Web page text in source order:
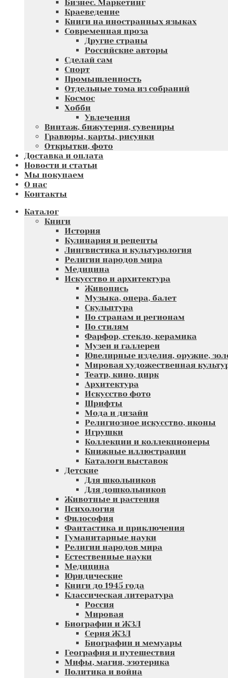
Бизнес. Маркетинг
Краеведение
Книги на иностранных языках
Современная проза
Другие страны
Российские авторы
Сделай сам
Спорт
Промышленность
Отдельные тома из собраний
Космос
Хобби
Увлечения
Винтаж, бижутерия, сувениры
Гравюры, карты, рисунки
Открытки, фото
Доставка и оплата
Новости и статьи
Мы покупаем
О нас
Контакты
Каталог
Книги
История
Кулинария и рецепты
Лингвистика и культурология
Религии народов мира
Медицина
Искусство и архитектура
Живопись
Музыка, опера, балет
Скульптура
По странам и регионам
По стилям
Фарфор, стекло, керамика
Музеи и галлереи
Ювелирные изделия, оружие,
Мировая художественная
Театр, кино, цирк
Архитектура
Искусство фото
Шрифты
Мода и дизайн
Религиозное искусство, иконы
Игрушки
Коллекции и коллекционеры
Книжные иллюстрации
Каталоги выставок
Детские
Для школьников
Для дошкольников
Животные и растения
Психология
Философия
Фантастика и приключения
Гуманитарные науки
Религии народов мира
Естественные науки
Медицина
Юридические
Книги до 1945 года
Классическая литература
Россия
Мировая
Биографии и ЖЗЛ
Серия ЖЗЛ
Биографии и мемуары
География и путешествия
Мифы, магия, эзотерика
Политика и война